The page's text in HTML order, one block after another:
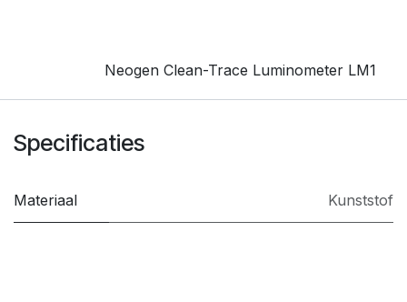
Neogen Clean-Trace Luminometer LM1
Specificaties
Materiaal Kunststof